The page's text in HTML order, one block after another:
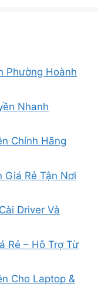
Phường Hoành
Nhanh
Chính Hãng
Giá Rẻ Tận Nơi
Driver Và
Rẻ – Hỗ Trợ Từ
Cho Laptop &